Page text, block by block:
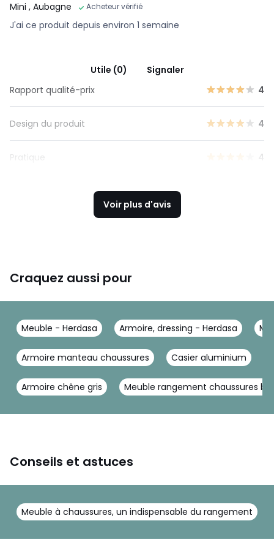
Mini , Aubagne Acheteur vérifié
J'ai ce produit depuis environ 1 semaine
Utile (0)
Signaler
Rapport qualité-prix
4
Design du produit 4
Pratique 4
Voir plus d'avis
Craquez aussi pour
Meuble - Herdasa Armoire, dressing - Herdasa
Armoire manteau chaussures Casier aluminium
Armoire chêne gris Meuble rangement chaussures
Conseils et astuces
Meuble à chaussures, un indispensable du rangement